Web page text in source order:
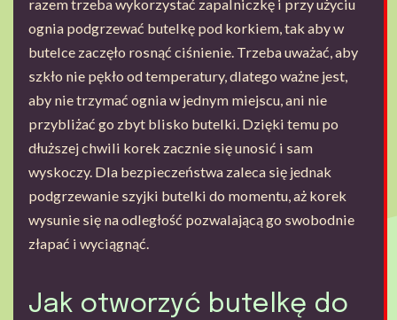
razem trzeba wykorzystać zapalniczkę i przy użyciu
ognia podgrzewać butelkę pod korkiem, tak aby w
butelce zaczęło rosnąć ciśnienie. Trzeba uważać, aby
szkło nie pękło od temperatury, dlatego ważne jest,
aby nie trzymać ognia w jednym miejscu, ani nie
przybliżać go zbyt blisko butelki. Dzięki temu po
dłuższej chwili korek zacznie się unosić i sam
wyskoczy. Dla bezpieczeństwa zaleca się jednak
podgrzewanie szyjki butelki do momentu, aż korek
wysunie się na odległość pozwalającą go swobodnie
złapać i wyciągnąć.
Jak otworzyć butelkę do